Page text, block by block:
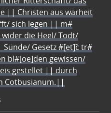
|| Christen aus warheit
sich legen || m#
die Heel/ Todt/
Gesetz #[et]c̃ tr#
bl#[oe]den gewissen/
gestellet || durch
Cotbusianum.||